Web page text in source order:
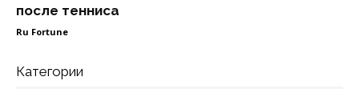
после тенниса
Ru Fortune
Категории